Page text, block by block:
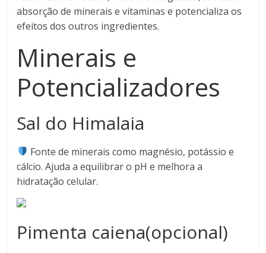
absorção de minerais e vitaminas e potencializa os
efeitos dos outros ingredientes.
Minerais e
Potencializadores
Sal do Himalaia
Fonte de minerais como magnésio, potássio e
cálcio. Ajuda a equilibrar o pH e melhora a
hidratação celular.
Pimenta caiena(opcional)